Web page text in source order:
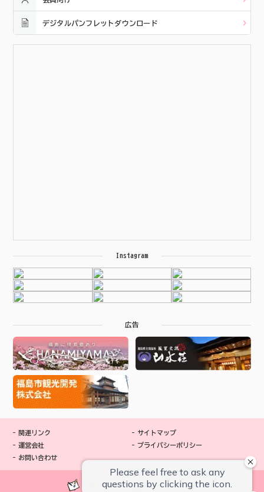
デジタルパンフレットダウンロード
Instagram
広告
関連リンク
運営会社
お問い合わせ
サイトマップ
プライバシーポリシー